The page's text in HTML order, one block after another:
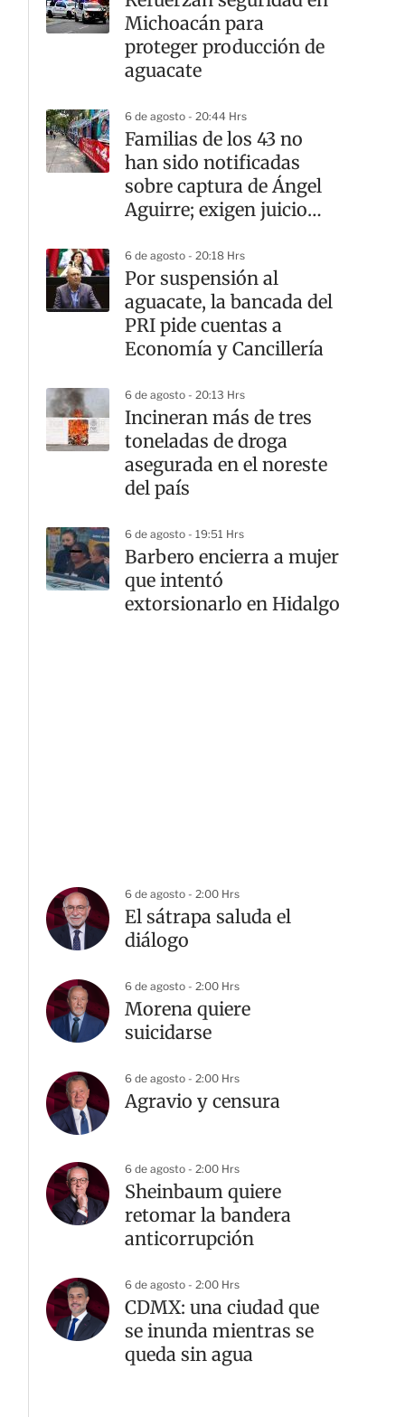
Michoacán para
proteger producción de
aguacate
6 de agosto - 20:44 Hrs
Familias de los 43 no
han sido notificadas
sobre captura de Ángel
Aguirre; exigen juicio
6 de agosto - 20:18 Hrs
Por suspensión al
aguacate, la bancada del
PRI pide cuentas a
Economía y Cancillería
6 de agosto - 20:13 Hrs
Incineran más de tres
toneladas de droga
asegurada en el noreste
del país
6 de agosto - 19:51 Hrs
Barbero encierra a mujer
que intentó
extorsionarlo en Hidalgo
6 de agosto - 2:00 Hrs
El sátrapa saluda el
diálogo
6 de agosto - 2:00 Hrs
Morena quiere
suicidarse
6 de agosto - 2:00 Hrs
Agravio y censura
6 de agosto - 2:00 Hrs
Sheinbaum quiere
retomar la bandera
anticorrupción
6 de agosto - 2:00 Hrs
CDMX: una ciudad que
se inunda mientras se
queda sin agua